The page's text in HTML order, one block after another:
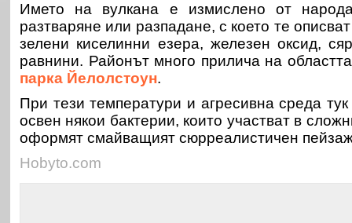
Името на вулкана е измислено от
разтваряне или разпадане, с което те
зелени киселинни езера, железен оксид,
равнини. Районът много прилича на
парка Йелолстоун.
При тези температури и агресивна среда
освен някои бактерии, които участват в
оформят смайващият сюрреалистичен
Hobyto.com